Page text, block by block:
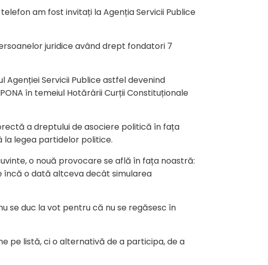
am fost invitați la Agenția Servicii Publice
juridice având drept fondatori 7
Agenției Servicii Publice astfel devenind
în temeiul Hotărârii Curții Constituționale
a dreptului de asociere politică în fața
la legea partidelor politice.
o nouă provocare se află în fața noastră:
încă o dată altceva decât simularea
se duc la vot pentru că nu se regăsesc în
pe listă, ci o alternativă de a participa, de a